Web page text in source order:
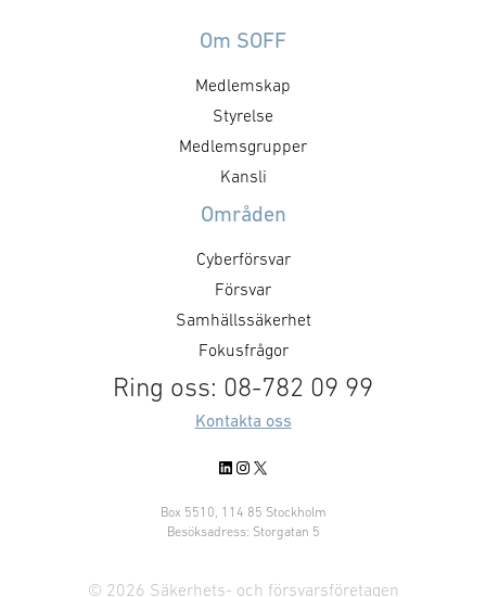
styrning, upphandling, avtal,
formar försvarsmarknaden
genom hur den agerar som kund.
Det handlar inte bara om ökade
försvarsinvesteringar, utan också
anskaffningsprinciper,
Om SOFF
Medlemskap
Styrelse
Medlemsgrupper
Kansli
Områden
Cyberförsvar
Försvar
Samhällssäkerhet
Fokusfrågor
Ring oss: 08-782 09 99
Kontakta oss
LinkedIn
Instagram
X
Box 5510, 114 85 Stockholm
Besöksadress: Storgatan 5
© 2026 Säkerhets- och försvarsföretagen